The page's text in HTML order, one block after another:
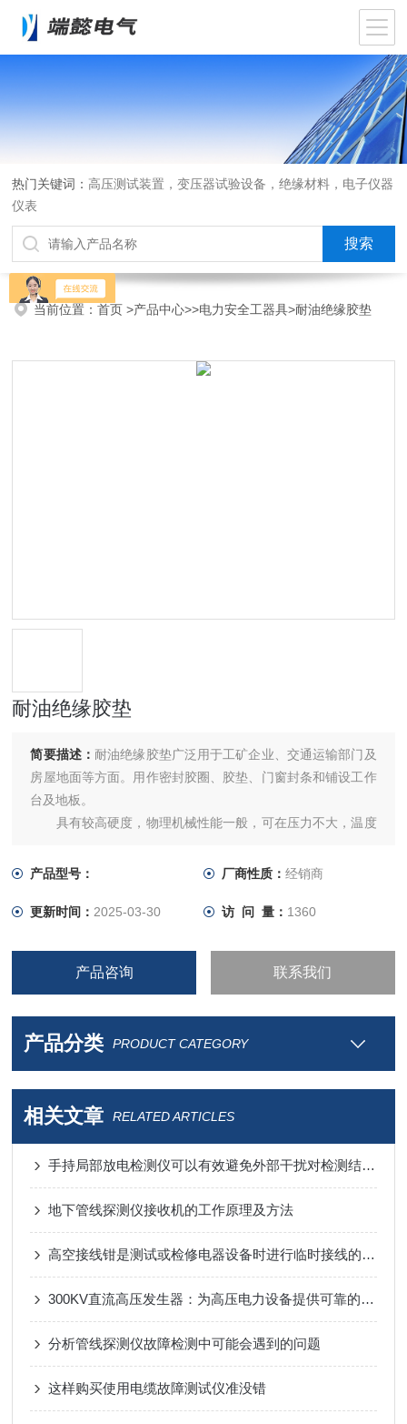
热门关键词： 高压测试装置，变压器试验设备，绝缘材料，电子仪器
仪表
当前位置：首页>产品中心>>电力安全工器具>耐油绝缘胶垫
耐油绝缘胶垫
简要描述： 耐油绝缘胶垫广泛用于工矿企业、交通运输部门及
房屋地面等方面。用作密封胶圈、胶垫、门窗封条和铺设工作
台及地板。
具有较高硬度，物理机械性能一般，可在压力不大，温度
产品型号：
厂商性质： 经销商
更新时间： 2025-03-30 访 问 量： 1360
产品咨询 联系我们
产品分类 PRODUCT CATEGORY
相关文章 RELATED ARTICLES
手持局部放电检测仪可以有效避免外部干扰对检测结果的影响
地下管线探测仪接收机的工作原理及方法
高空接线钳是测试或检修电器设备时进行临时接线的专用夹具
300KV直流高压发生器：为高压电力设备提供可靠的测试解决方案
分析管线探测仪故障检测中可能会遇到的问题
这样购买使用电缆故障测试仪准没错